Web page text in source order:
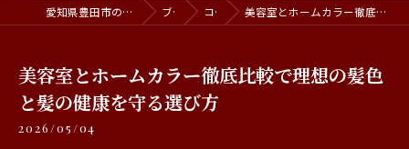
愛知県豊田市の美容室ならatelier Barocco ブログ コラム 美容室とホームカラー徹底比較で理想の髪色と髪の健康を守る選び方
美容室とホームカラー徹底比較で理想の髪色
と髪の健康を守る選び方
2026/05/04